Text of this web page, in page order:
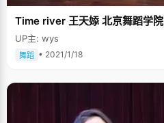
Time river 王天婖 北京舞蹈学院
UP主: wys
舞蹈 • 2021/1/18